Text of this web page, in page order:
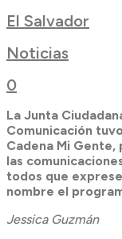
El Salvador
Noticias
0
La Junta
Comunicación
Cadena Mi
las
todos que
nombre el
Jessica Guzmán